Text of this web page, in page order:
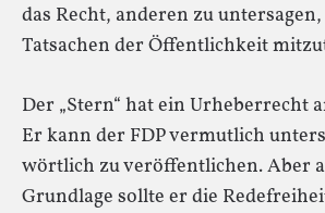
das Recht, anderen zu
Tatsachen der Öffentlichkeit
Der „Stern“ hat ein Urheberrecht
Er kann der FDP vermutlich
wörtlich zu veröffentlichen. Aber
Grundlage sollte er die